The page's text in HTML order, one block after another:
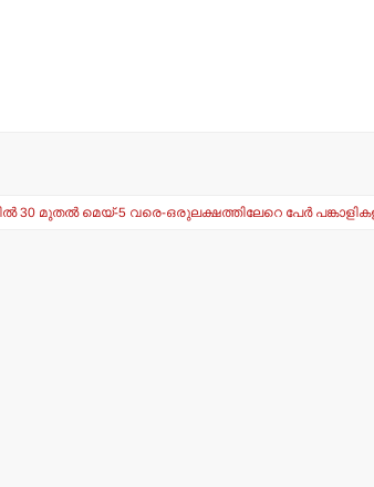
മുതല്‍ മെയ്-5 വരെ-ഒരുലക്ഷത്തിലേറെ പേര്‍